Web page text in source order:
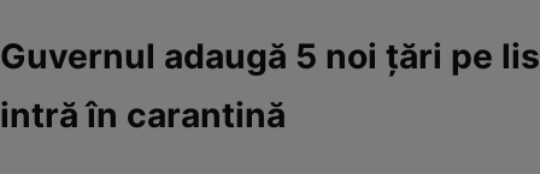
Guvernul adaugă 5 noi ţări pe
intră în carantină